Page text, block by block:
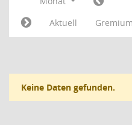
Aktuell
Keine Daten gefunden.